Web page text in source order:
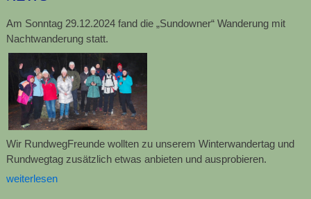
Am Sonntag 29.12.2024 fand die „Sundowner“ Wanderung mit
Nachtwanderung statt.
Wir RundwegFreunde wollten zu unserem Winterwandertag und
Rundwegtag zusätzlich etwas anbieten und ausprobieren.
weiterlesen